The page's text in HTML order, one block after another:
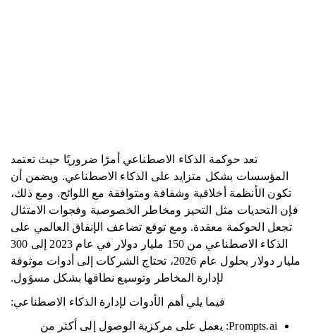
تعد حوكمة الذكاء الاصطناعي أمرًا ضروريًا حيث تعتمد
المؤسسات بشكل متزايد على الذكاء الاصطناعي. ويضمن أن
تكون الأنظمة أخلاقية وشفافة ومتوافقة مع اللوائح. ومع ذلك،
فإن التحديات مثل التحيز ومخاطر الخصوصية وفجوات الامتثال
تجعل الحوكمة معقدة. ومع توقع تضاعف الإنفاق العالمي على
الذكاء الاصطناعي من 150 مليار دولار في عام 2023 إلى 300
مليار دولار بحلول عام 2026، تحتاج الشركات إلى أدوات موثوقة
لإدارة المخاطر وتوسيع نطاقها بشكل مسؤول.
فيما يلي أهم الأدوات لإدارة الذكاء الاصطناعي:
Prompts.ai: يعمل على مركزية الوصول إلى أكثر من